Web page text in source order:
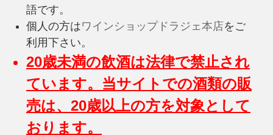
語です。
個人の方はワインショップドラジェ本店をご
利用下さい。
20歳未満の飲酒は法律で禁止され
ています。当サイトでの酒類の販
売は、20歳以上の方を対象として
おります。